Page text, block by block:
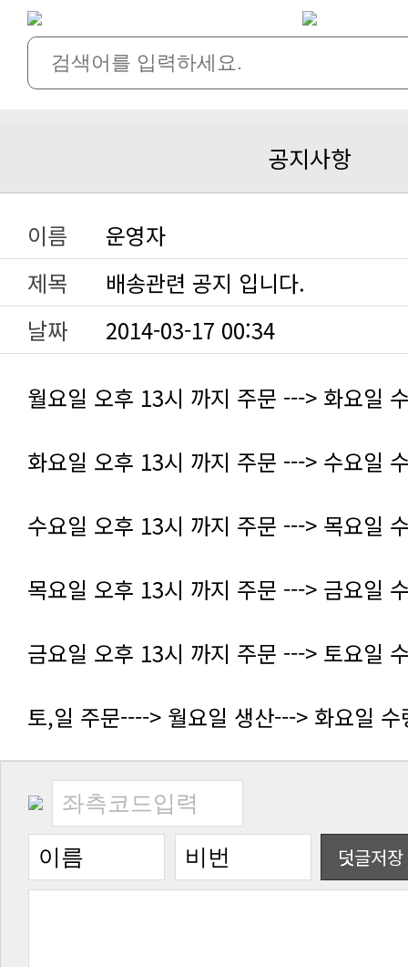
공지사항
이름
운영자
제목
배송관련 공지 입니다.
날짜
2014-03-17 00:34
월요일 오후 13시 까지 주문 ---> 화요일
화요일 오후 13시 까지 주문 ---> 수요일
수요일 오후 13시 까지 주문 ---> 목요일
목요일 오후 13시 까지 주문 ---> 금요일
금요일 오후 13시 까지 주문 ---> 토요일
토,일 주문----> 월요일 생산---> 화요일 수
덧글저장